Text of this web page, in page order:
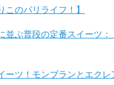
このパリライフ！】
並ぶ普段の定番スイーツ：
ーツ！モンブランとエクレ